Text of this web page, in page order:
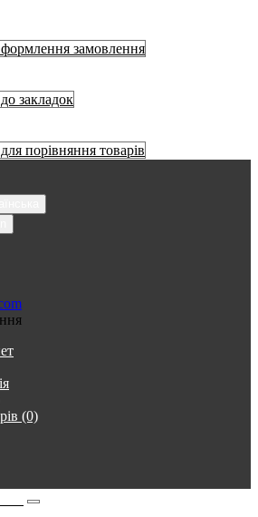
замовлення
закладок
порівняння товарів
(0)